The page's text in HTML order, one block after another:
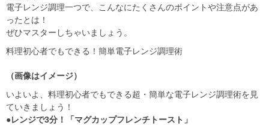
電子レンジ調理一つで、こんなにたくさんのポイントや注意点があ
ったとは！
ぜひマスターしちゃいましょう。
料理初心者でもできる！簡単電子レンジ調理術
（画像はイメージ）
いよいよ、料理初心者でもできる超・簡単な電子レンジ調理術を見
ていきましょう！
●レンジで3分！「マグカップフレンチトースト」